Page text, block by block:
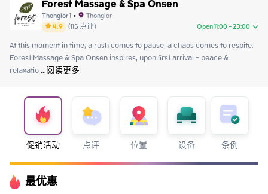
Forest Massage & Spa Onsen
Thonglor 1• Thonglor
4.9 (115点评) Open 11:00 - 23:00
Friday 11:00 - 23:00
Saturday 11:00 - 23:00
Sunday
Tuesday 11:00 - 23:00
Wednesday 11:00 - 23:00
Thursday 11:00 - 23:00
At this moment in time, a rush comes to pause, a chaos comes to respite.
Forest Massage & Spa Onsen inspires, upon first arrival - peace &
relaxatio ...阅读更多
促销活动 点评 位置 设备 条例
最优惠